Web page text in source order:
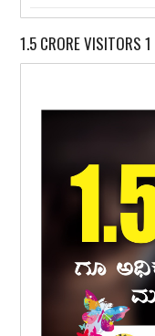
1.5 CRORE VISITORS 1